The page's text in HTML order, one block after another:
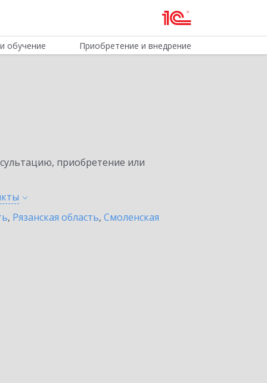
обучение Приобретение и внедрение
приобретение или
, Рязанская область, Смоленская